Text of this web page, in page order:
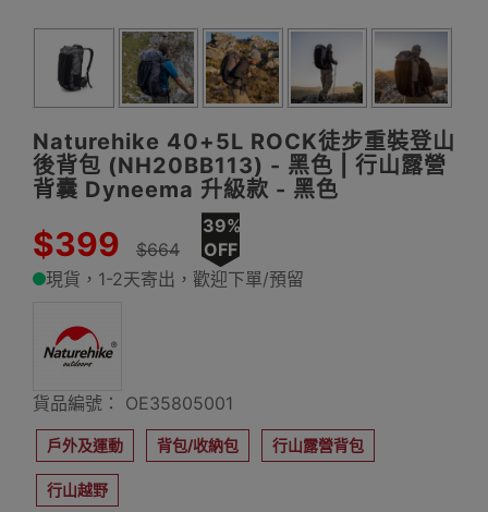
Naturehike 40+5L ROCK徒步重裝登山
後背包 (NH20BB113) - 黑色 | 行山露營
背囊 Dyneema 升級款 - 黑色
$399 $664
39%
OFF
現貨，1-2天寄出，歡迎下單/預留
貨品編號： OE35805001
戶外及運動 背包/收納包 行山露營背包
行山越野